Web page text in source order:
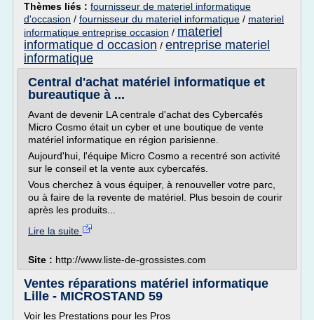
Thèmes liés : fournisseur de materiel informatique
d'occasion / fournisseur du materiel informatique / materiel
informatique entreprise occasion / materiel
informatique d occasion / entreprise materiel
informatique
Central d'achat matériel informatique et
bureautique à ...
Avant de devenir LA centrale d'achat des Cybercafés
Micro Cosmo était un cyber et une boutique de vente
matériel informatique en région parisienne.
Aujourd'hui, l'équipe Micro Cosmo a recentré son activité
sur le conseil et la vente aux cybercafés.
Vous cherchez à vous équiper, à renouveller votre parc,
ou à faire de la revente de matériel. Plus besoin de courir
après les produits...
Lire la suite
Site : http://www.liste-de-grossistes.com
Ventes réparations matériel informatique
Lille - MICROSTAND 59
Voir les Prestations pour les Pros